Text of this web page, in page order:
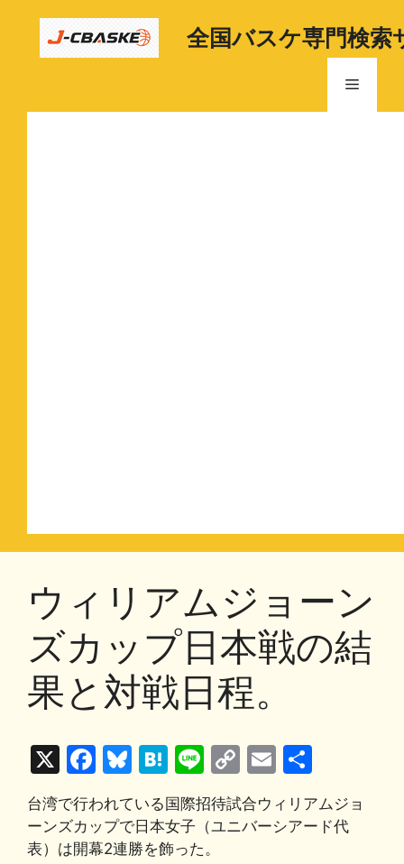
全国バスケ専門検索
メ
ウィリアムジョーン
ズカップ日本戦の結
果と対戦日程。
X
F
a
c
e
Bl
e
s
H
at
e
n
Li
n
e
C
o
p
E
m
ai
l
台湾で行われている国際招待試合ウィリアムジョ
ーンズカップで日本女子（ユニバーシアード代
表）は開幕2連勝を飾った。